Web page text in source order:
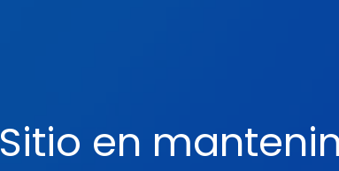
Sitio en